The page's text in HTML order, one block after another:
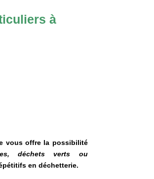
à
vous offre la possibilité
déchets verts ou
en déchetterie.